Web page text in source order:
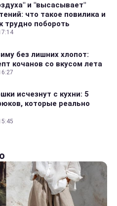
и "высасывает"
что такое повилика и
трудно побороть
без лишних хлопот:
кочанов со вкусом лета
исчезнут с кухни: 5
которые реально